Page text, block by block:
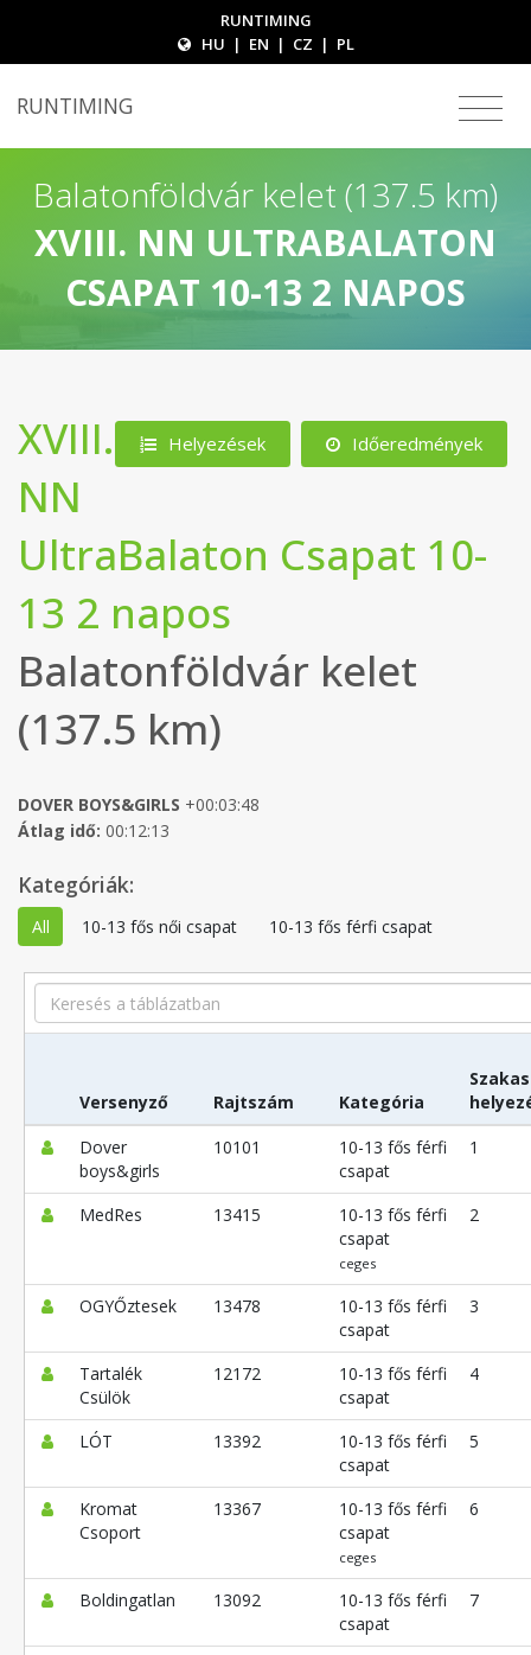
RUNTIMING
HU | EN | CZ | PL
RUNTIMING
Balatonföldvár kelet (137.5 km)
XVIII. NN ULTRABALATON
CSAPAT 10-13 2 NAPOS
Helyezések Időeredmények
XVIII.
NN
UltraBalaton Csapat 10-
13 2 napos
Balatonföldvár kelet
(137.5 km)
DOVER BOYS&GIRLS +00:03:48
Átlag idő: 00:12:13
Kategóriák:
All 10-13 fős női csapat 10-13 fős férfi csapat
Search
Versenyző Rajtszám Kategória
Dover
boys&girls
10101
10-13 fős férfi
csapat
1
MedRes 13415
10-13 fős férfi
csapat
ceges
2
OGYŐztesek 13478
10-13 fős férfi
csapat
3
Tartalék
Csülök
12172
10-13 fős férfi
csapat
4
LÓT 13392
10-13 fős férfi
csapat
5
Kromat
Csoport
13367
10-13 fős férfi
csapat
ceges
6
Boldingatlan 13092
10-13 fős férfi
csapat
7